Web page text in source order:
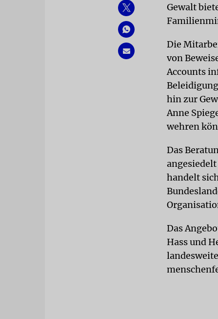
Gewalt
Die
von
Accounts
hin zur
Anne
wehren
Das
handelt
Das
Hass und